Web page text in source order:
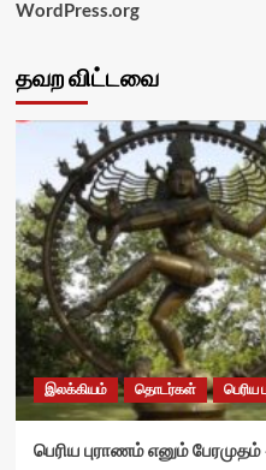
WordPress.org
தவற விட்டவை
இலக்கியம் தொடர்கள் பெரிய
பெரிய புராணம் எனும் பேரமுதம்